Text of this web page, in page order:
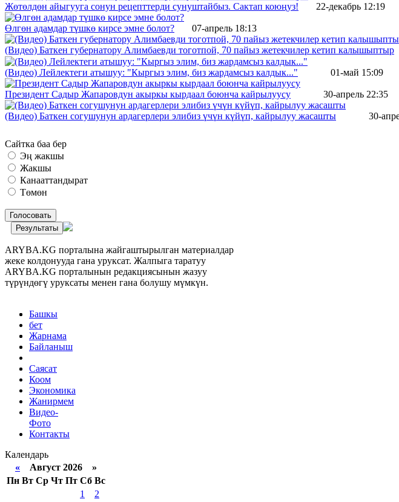
Жөтөлдөн айыгууга сонун рецепттерди сунуштайбыз. Сактап коюңуз! 22-декабрь 12:19
Өлгөн адамдар түшкө кирсе эмне болот? 07-апрель 18:13
(Видео) Баткен губернатору Алимбаевди тоготпой, 70 пайыз жетекчилер кетип калышыптыр
(Видео) Лейлектеги атышуу: "Кыргыз элим, биз жардамсыз калдык..." 01-май 15:09
Президент Садыр Жапаровдун акыркы кырдаал боюнча кайрылуусу 30-апрель 22:35
(Видео) Баткен согушунун ардагерлери элибиз үчүн күйүп, кайрылуу жасашты 30-
Сайтка баа бер
Эң жакшы
Жакшы
Канааттандырат
Төмөн
Голосовать
Результаты
ARYBA.KG порталына жайгаштырылган материалдар
жеке колдонууда гана уруксат. Жалпыга таратуу
ARYBA.KG порталынын редакциясынын жазуу
түрүндөгү уруксаты менен гана болушу мүмкүн.
Башкы
бет
Жарнама
Байланыш
Саясат
Коом
Экономика
Жанирмем
Видео-
Фото
Контакты
Календарь
« Август 2026 »
Пн Вт Ср Чт Пт Сб Вс
1
2